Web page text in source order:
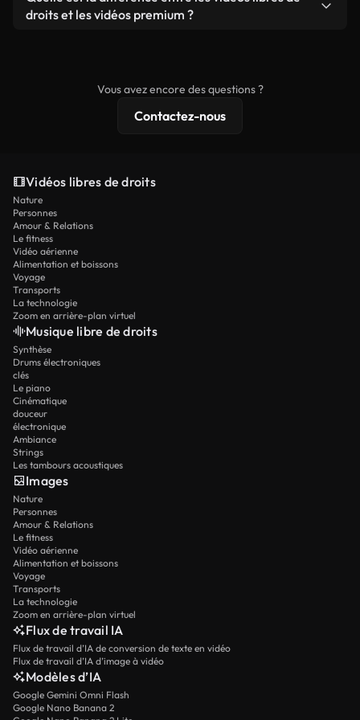
prêtes à l'emploi.
remixer nos vidéos. Assurez-vous simplement que
droits et les vidéos premium ?
résolution 4K et des protections de licence
Vous avez encore des questions ?
Contactez-nous
Vidéos libres de droits
Nature
Personnes
Amour & Relations
Le fitness
Vidéo aérienne
Alimentation et boissons
Voyage
Transports
La technologie
Zoom en arrière-plan virtuel
Musique libre de droits
Synthèse
Drums électroniques
clés
Le piano
Cinématique
douceur
électronique
Ambiance
Strings
Les tambours acoustiques
Images
Nature
Personnes
Amour & Relations
Le fitness
Vidéo aérienne
Alimentation et boissons
Voyage
Transports
La technologie
Zoom en arrière-plan virtuel
Flux de travail IA
Flux de travail d’IA de conversion de texte en vidéo
Flux de travail d’IA d’image à vidéo
Modèles d’IA
Google Gemini Omni Flash
Google Nano Banana 2